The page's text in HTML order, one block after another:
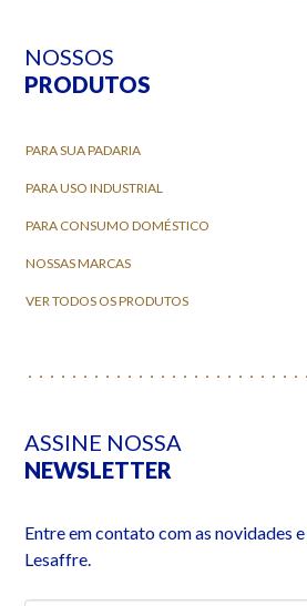
NOSSOS
PRODUTOS
PARA SUA PADARIA
PARA USO INDUSTRIAL
PARA CONSUMO DOMÉSTICO
NOSSAS MARCAS
VER TODOS OS PRODUTOS
ASSINE NOSSA
NEWSLETTER
Entre em contato com as novidades
Lesaffre.